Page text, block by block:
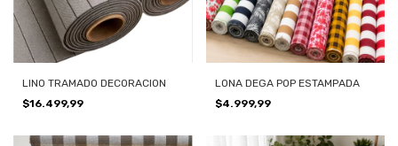
LINO TRAMADO DECORACION
$16.499,99
LONA DEGA POP ESTAMPADA
$4.999,99